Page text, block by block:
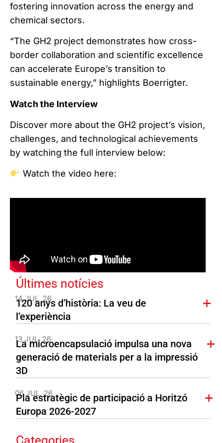
fostering innovation across the energy and
chemical sectors.
“The GH2 project demonstrates how cross-
border collaboration and scientific excellence
can accelerate Europe’s transition to
sustainable energy,” highlights Boerrigter.
Watch the Interview
Discover more about the GH2 project’s vision,
challenges, and technological achievements
by watching the full interview below:
Watch the video here:
Últimes notícies
14 JUL. 26
120 anys d’història: La veu de
l’experiència
13 JUL. 26
La microencapsulació impulsa una nova
generació de materials per a la impressió
3D
06 JUL. 26
Pla estratègic de participació a Horitzó
Europa 2026-2027